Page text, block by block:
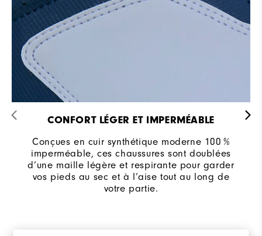
CONFORT LÉGER ET IMPERMÉABLE
Conçues en cuir synthétique moderne 100 %
imperméable, ces chaussures sont doublées
d’une maille légère et respirante pour garder
vos pieds au sec et à l’aise tout au long de
votre partie.